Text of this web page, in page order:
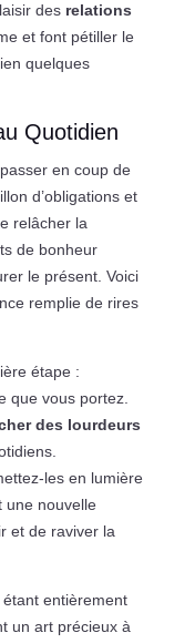
des relations
et font pétiller le
quelques
Quotidien
en coup de
d’obligations et
relâcher la
de bonheur
le présent. Voici
remplie de rires
étape :
que vous portez.
des lourdeurs
les en lumière
une nouvelle
et de raviver la
entièrement
un art précieux à